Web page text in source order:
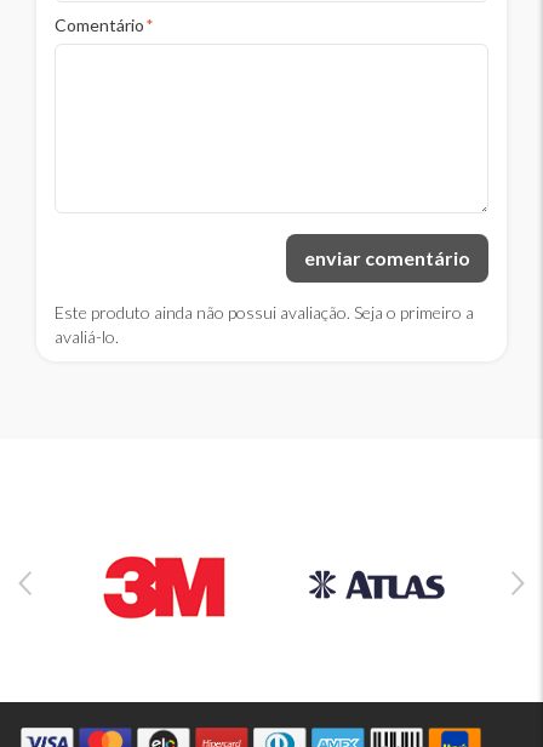
*
Comentário
enviar comentário
Este produto ainda não possui avaliação. Seja o primeiro a
avaliá-lo.